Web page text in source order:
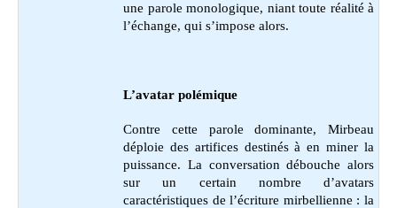
une parole monologique, niant toute réalité à
l’échange, qui s’impose alors.
L’avatar polémique
Contre cette parole dominante, Mirbeau
déploie des artifices destinés à en miner la
puissance. La conversation débouche alors
sur un certain nombre d’avatars
caractéristiques de l’écriture mirbellienne : la